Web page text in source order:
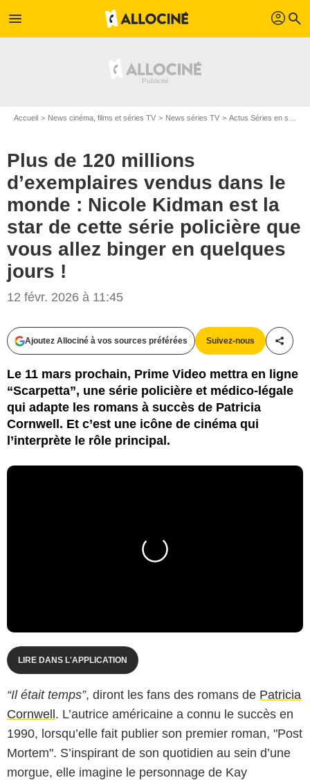
menu profil search
Accueil News cinéma, films et séries TV News séries TV Actus Séries en streaming
Plus de 120 millions
d’exemplaires vendus dans le
monde : Nicole Kidman est la
star de cette série policière que
vous allez binger en quelques
jours !
12 févr. 2026 à 11:45
Ajoutez Allociné à vos sources préférées Suivez-nous
Le 11 mars prochain, Prime Video mettra en ligne
“Scarpetta”, une série policière et médico-légale
qui adapte les romans à succès de Patricia
Cornwell. Et c’est une icône de cinéma qui
l’interprète le rôle principal.
LIRE DANS L'APPLICATION
“Il était temps”, diront les fans des romans de Patricia
Cornwell. L’autrice américaine a connu le succès en
1990, lorsqu’elle fait publier son premier roman, "Post
Mortem". S’inspirant de son quotidien au sein d’une
morgue, elle imagine le personnage de Kay